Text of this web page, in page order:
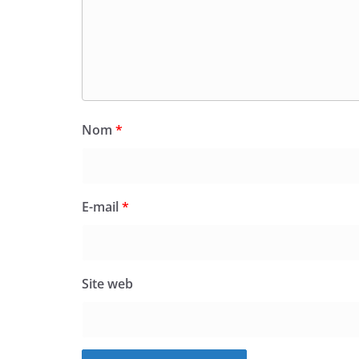
Nom *
E-mail*
Site web